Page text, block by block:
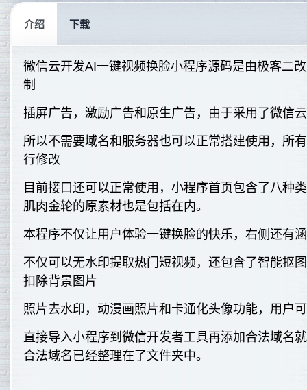
介绍 下载
微信云开发AI一键视频换脸小程序源码是由极客二
制
插屏广告，激励广告和原生广告，由于采用了微信
所以不需要域名和服务器也可以正常搭建使用，所
行修改
目前接口还可以正常使用，小程序首页包含了八种
肌肉金轮的原素材也是包括在内。
本程序不仅让用户体验一键换脸的快乐，右侧还有
不仅可以无水印提取热门短视频，还包含了智能抠
扣除背景图片
照片去水印，动漫画照片和卡通化头像功能，用户
直接导入小程序到微信开发者工具再添加合法域名
合法域名已经整理在了文件夹中。